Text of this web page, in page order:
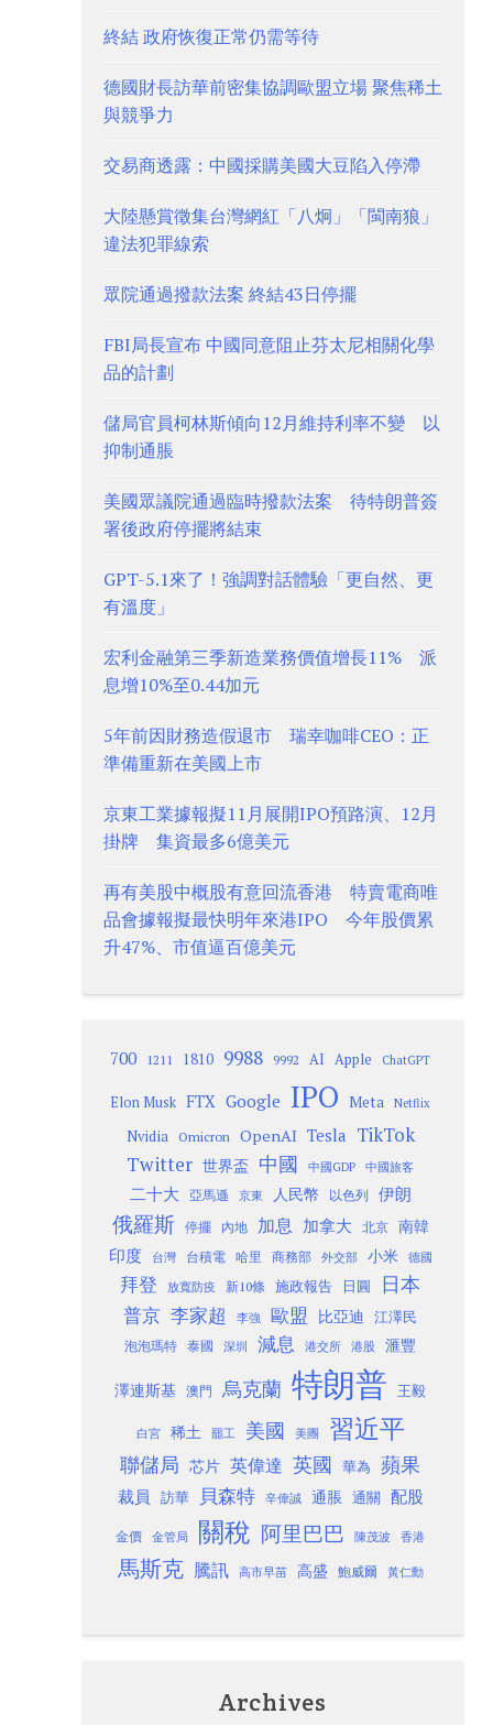
終結 政府恢復正常仍需等待
德國財長訪華前密集協調歐盟立場 聚焦稀土
與競爭力
交易商透露：中國採購美國大豆陷入停滯
大陸懸賞徵集台灣網紅「八炯」「閩南狼」
違法犯罪線索
眾院通過撥款法案 終結43日停擺
FBI局長宣布 中國同意阻止芬太尼相關化學
品的計劃
儲局官員柯林斯傾向12月維持利率不變 以
抑制通脹
美國眾議院通過臨時撥款法案 待特朗普簽
署後政府停擺將結束
GPT-5.1來了！強調對話體驗「更自然、更
有溫度」
宏利金融第三季新造業務價值增長11% 派
息增10%至0.44加元
5年前因財務造假退市 瑞幸咖啡CEO：正
準備重新在美國上市
京東工業據報擬11月展開IPO預路演、12月
掛牌 集資最多6億美元
再有美股中概股有意回流香港 特賣電商唯
品會據報擬最快明年來港IPO 今年股價累
升47%、市值逼百億美元
700 1211 1810 9988 9992 AI Apple ChatGPT
Elon Musk FTX Google IPO Meta Netflix
Nvidia Omicron OpenAI Tesla TikTok
Twitter 世界盃 中國 中國GDP 中國旅客
二十大 亞馬遜 京東 人民幣 以色列 伊朗
俄羅斯 停擺 內地 加息 加拿大 北京
南韓
印度
台灣 台積電 哈里 商務部 外交部 小米 德國
拜登 放寬防疫 新10條 施政報告 日圓 日本
普京 李家超 李強 歐盟 比亞迪 江澤民
泡泡瑪特 泰國 深圳 減息 港交所 港股 滙豐
澤連斯基 澳門 烏克蘭 特朗普 王毅
白宮 稀土 罷工 美國 美團 習近平
聯儲局 芯片 英偉達 英國 華為 蘋果
裁員 訪華 貝森特 辛偉誠 通脹 通關 配股
金價 金管局 關稅 阿里巴巴 陳茂波 香港
馬斯克 騰訊 高市早苗 高盛 鮑威爾 黃仁勳
Archives